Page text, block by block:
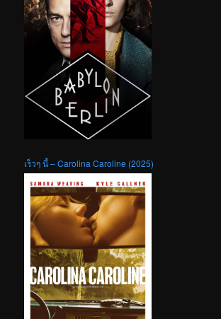
เร็วๆ นี้ – Carolina Caroline (2025)